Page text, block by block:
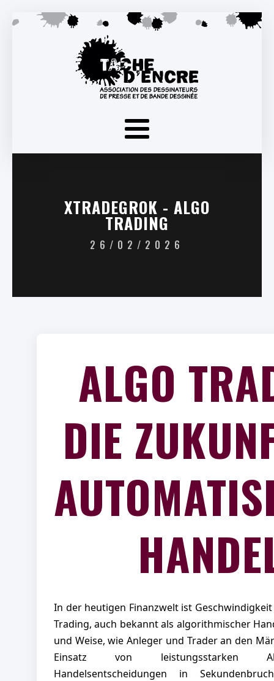
XTRADEGROK - ALGO
TRADING
26/02/2026
ALGO
DIE
In der heutigen Finanzwelt ist
Trading, auch bekannt als algorithmischer
und Weise, wie Anleger und Trader an den
Einsatz von leistungsstarken
Handelsentscheidungen in